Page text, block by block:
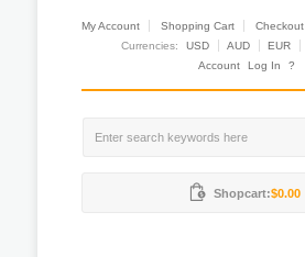
My Account Shopping Cart Checkout
Currencies:
USD AUD EUR
Account
Log In ?
Shopcart:$0.00